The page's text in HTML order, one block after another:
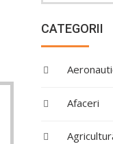
CATEGORII
Afaceri